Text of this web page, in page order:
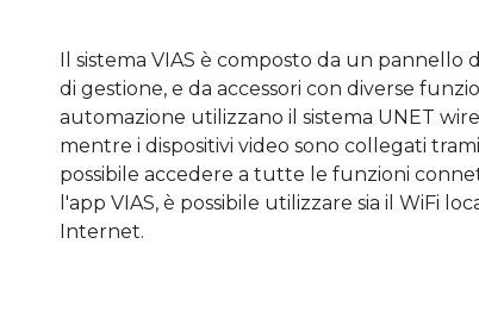
Il sistema VIAS è composto da un pannello
di gestione, e da accessori con diverse
automazione utilizzano il sistema UNET
mentre i dispositivi video sono collegati
possibile accedere a tutte le funzioni
l'app VIAS, è possibile utilizzare sia il WiFi
Internet.